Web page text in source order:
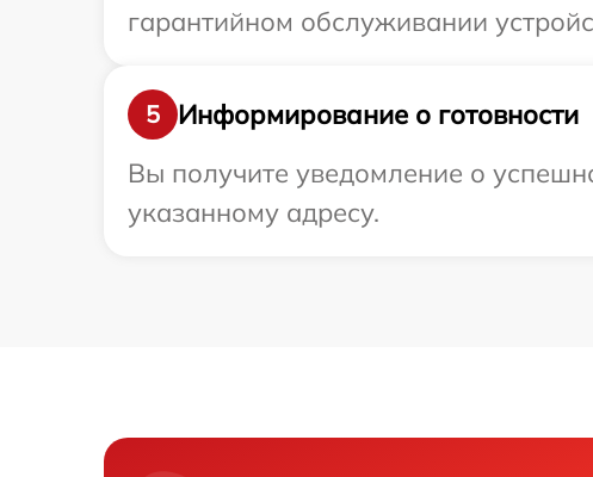
гарантийном обслуживании
5
Информирование о готовности
Вы получите уведомление о
указанному адресу.